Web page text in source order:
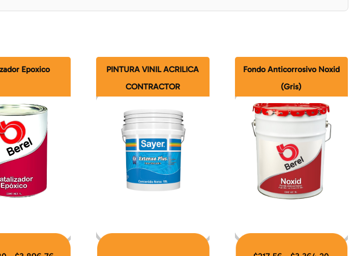
Epoxico
PINTURA VINIL ACRILICA
CONTRACTOR
Fondo Anticorrosivo Noxid
(Gris)